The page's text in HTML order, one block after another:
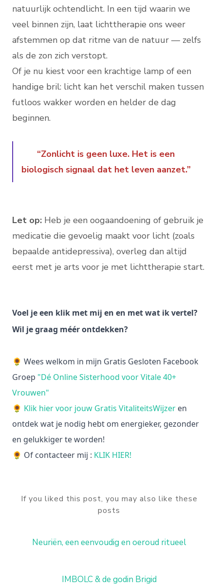
natuurlijk ochtendlicht. In een tijd waarin we
veel binnen zijn, laat lichttherapie ons weer
afstemmen op dat ritme van de natuur — zelfs
als de zon zich verstopt.
Of je nu kiest voor een krachtige lamp of een
handige bril: licht kan het verschil maken tussen
futloos wakker worden en helder de dag
beginnen.
“Zonlicht is geen luxe. Het is een
biologisch signaal dat het leven aanzet.”
Let op: Heb je een oogaandoening of gebruik je
medicatie die gevoelig maakt voor licht (zoals
bepaalde antidepressiva), overleg dan altijd
eerst met je arts voor je met lichttherapie start.
Voel je een klik met mij en en met wat ik vertel?
Wil je graag méér ontdekken?
🌻 Wees welkom in mijn Gratis Gesloten Facebook
Groep "Dé Online Sisterhood voor Vitale 40+
Vrouwen"
🌻 Klik hier voor jouw Gratis VitaliteitsWijzer en
ontdek wat je nodig hebt om energieker, gezonder
en gelukkiger te worden!
🌻 Of contacteer mij : KLIK HIER!
If you liked this post, you may also like these
posts
Neuriën, een eenvoudig en oeroud ritueel
IMBOLC & de godin Brigid